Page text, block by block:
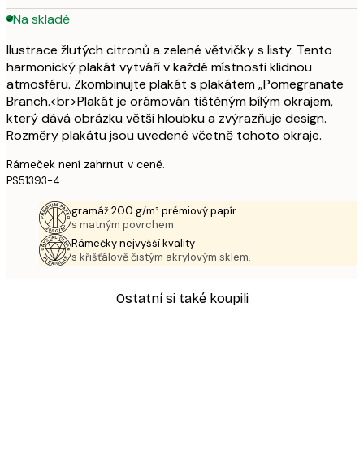
Na skladě
Ilustrace žlutých citronů a zelené větvičky s listy. Tento
harmonický plakát vytváří v každé místnosti klidnou
atmosféru. Zkombinujte plakát s plakátem „Pomegranate
Branch.<br>Plakát je orámován tištěným bílým okrajem,
který dává obrázku větší hloubku a zvýrazňuje design.
Rozměry plakátu jsou uvedené včetně tohoto okraje.
Rámeček není zahrnut v ceně.
PS51393-4
gramáž 200 g/m² prémiový papír
s matným povrchem
Rámečky nejvyšší kvality
s křišťálově čistým akrylovým sklem.
Ostatní si také koupili